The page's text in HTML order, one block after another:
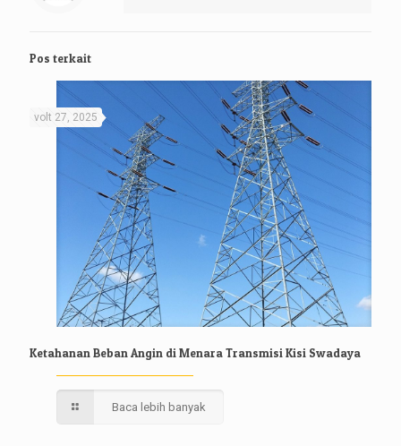
Pos terkait
volt 27, 2025
Ketahanan Beban Angin di Menara Transmisi Kisi Swadaya
Baca lebih banyak